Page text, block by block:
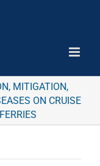
MITIGATION,
ON CRUISE